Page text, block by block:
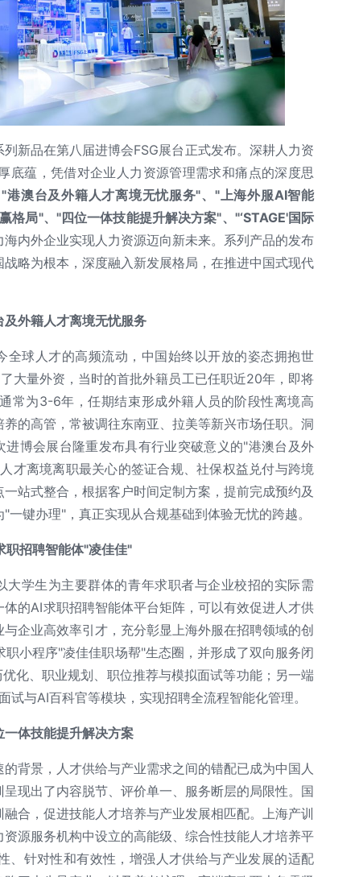
新品在第八届进博会FSG展台正式发布。深耕人力资
底蕴，凭借对企业人力资源管理需求和痛点的深度思
"港澳台及外籍人才离境无忧服务"、"上海外服AI智能
局"、"四位一体技能提升解决方案"、"‘STAGE'国际
内外企业实现人力资源迈向新未来。系列产品的发布
略为根本，深度融入新发展格局，在推进中国式现代
及外籍人才离境无忧服务
全球人才的高频流动，中国始终以开放的姿态拥抱世
大量外资，当时的首批外籍员工已任职近20年，即将
常为3-6年，任期结束形成外籍人员的阶段性离境高
的高管，常被调往东南亚、拉美等新兴市场任职。洞
博会展台隆重发布具有行业突破意义的"港澳台及外
才离境离职最关心的签证合规、社保权益兑付与跨境
站式整合，根据客户时间定制方案，提前完成预约及
键办理"，真正实现从合规基础到体验无忧的跨越。
职招聘智能体"凌佳佳"
学生为主要群体的青年求职者与企业校招的实际需
的AI求职招聘智能体平台矩阵，可以有效促进人才供
企业高效率引才，充分彰显上海外服在招聘领域的创
小程序"凌佳佳职场帮"生态圈，并形成了双向服务闭
化、职业规划、职位推荐与模拟面试等功能；另一端
试与AI百科官等模块，实现招聘全流程智能化管理。
一体技能提升解决方案
背景，人才供给与产业需求之间的错配已成为中国人
现出了内容脱节、评价单一、服务断层的局限性。国
合，促进技能人才培养与产业发展相匹配。上海产训
源服务机构中设立的高能级、综合性技能人才培养平
、针对性和有效性，增强人才供给与产业发展的适配